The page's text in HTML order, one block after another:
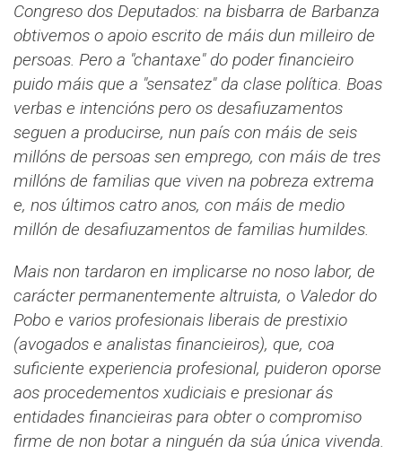
Congreso dos Deputados: na bisbarra de Barbanza
obtivemos o apoio escrito de máis dun milleiro de
persoas. Pero a "chantaxe" do poder financieiro
puido máis que a "sensatez" da clase política. Boas
verbas e intencións pero os desafiuzamentos
seguen a producirse, nun país con máis de seis
millóns de persoas sen emprego, con máis de tres
millóns de familias que viven na pobreza extrema
e, nos últimos catro anos, con máis de medio
millón de desafiuzamentos de familias humildes.
Mais non tardaron en implicarse no noso labor, de
carácter permanentemente altruista, o Valedor do
Pobo e varios profesionais liberais de prestixio
(avogados e analistas financieiros), que, coa
suficiente experiencia profesional, puideron oporse
aos procedementos xudiciais e presionar ás
entidades financieiras para obter o compromiso
firme de non botar a ninguén da súa única vivenda.